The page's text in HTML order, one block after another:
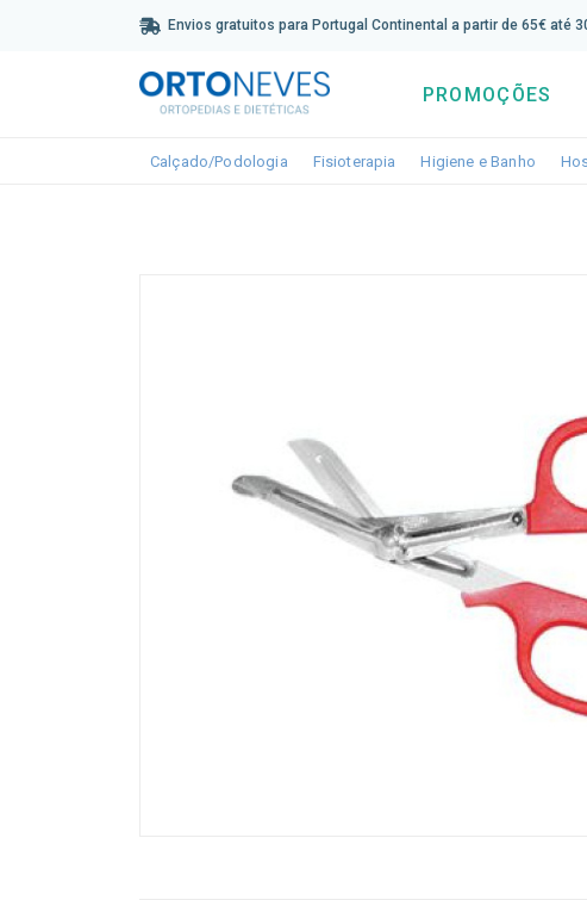
Envios gratuitos para Portugal Continental a partir de 65€ até
PROMOÇÕES
Calçado/Podologia Toggle dropdown
Fisioterapia Toggle dropdown
Higiene e Banho